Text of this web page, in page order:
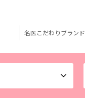
名医こだわりブランド